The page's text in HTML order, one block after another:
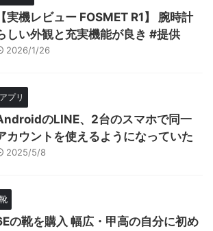
【実機レビュー FOSMET R1】 腕時計
しい外観と充実機能が良き #提供
2026/1/26
アプリ
のLINE、2台のスマホで同一
カウントを使えるようになっていた
2025/5/8
靴
の靴を購入 幅広・甲高の自分に初め